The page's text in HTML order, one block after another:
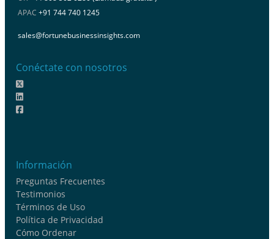
APAC +91 744 740 1245
sales@fortunebusinessinsights.com
Conéctate con nosotros
Información
Preguntas Frecuentes
Testimonios
Términos de Uso
Política de Privacidad
Cómo Ordenar